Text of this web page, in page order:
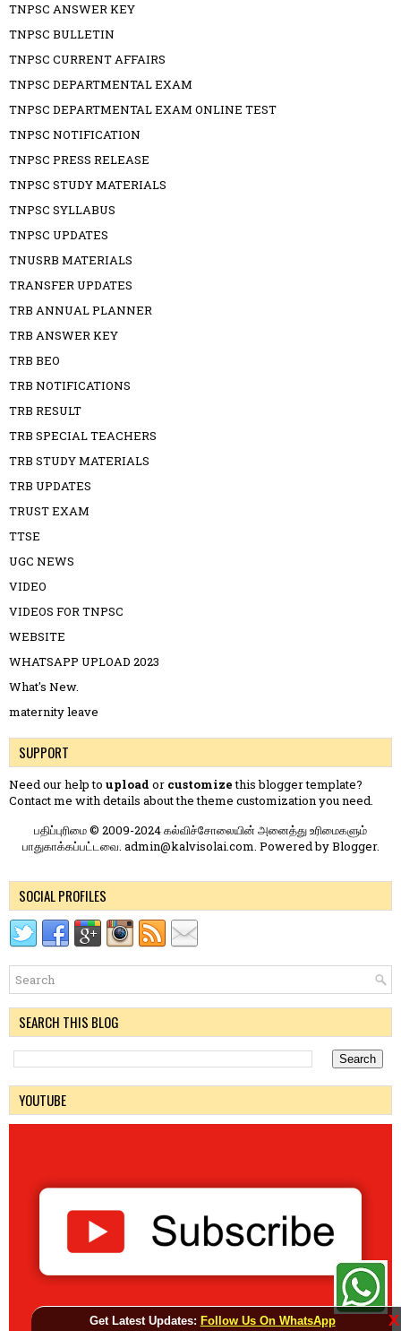
Get Latest Updates: Follow Us On WhatsApp X
TNPSC ANSWER KEY
TNPSC BULLETIN
TNPSC CURRENT AFFAIRS
TNPSC DEPARTMENTAL EXAM
TNPSC DEPARTMENTAL EXAM ONLINE TEST
TNPSC NOTIFICATION
TNPSC PRESS RELEASE
TNPSC STUDY MATERIALS
TNPSC SYLLABUS
TNPSC UPDATES
TNUSRB MATERIALS
TRANSFER UPDATES
TRB ANNUAL PLANNER
TRB ANSWER KEY
TRB BEO
TRB NOTIFICATIONS
TRB RESULT
TRB SPECIAL TEACHERS
TRB STUDY MATERIALS
TRB UPDATES
TRUST EXAM
TTSE
UGC NEWS
VIDEO
VIDEOS FOR TNPSC
WEBSITE
WHATSAPP UPLOAD 2023
What's New.
maternity leave
SUPPORT
Need our help to upload or customizethis blogger template?
Contact me with details about the theme customization you need.
பதிப்புரிமை © 2009-2024 கல்விச்சோலையின் அனைத்து உரிமைகளும்
பாதுகாக்கப்பட்டவை. admin@kalvisolai.com. Powered byBlogger.
SOCIAL PROFILES
SEARCH THIS BLOG
YOUTUBE